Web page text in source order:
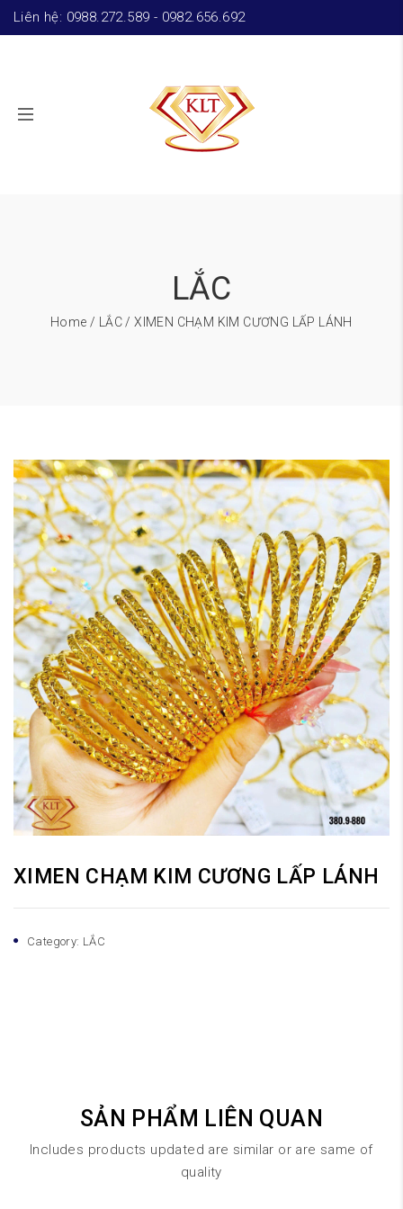
Liên hệ: 0988.272.589 - 0982.656.692
LẮC
Home / LẮC / XIMEN CHẠM KIM CƯƠNG LẤP LÁNH
XIMEN CHẠM KIM CƯƠNG LẤP LÁNH
Category: LẮC
SẢN PHẨM LIÊN QUAN
Includes products updated are similar or are same of
quality